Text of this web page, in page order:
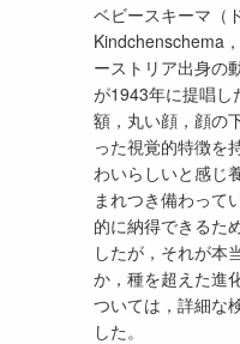
ベビースキーマ（
Kindchenschema
ーストリア出身の
が1943年に提唱し
額，丸い顔，顔の
った視覚的特徴を
わいらしいと感じ
まれつき備わって
的に納得できるた
したが，それが本
か，種を超えた進
ついては，詳細な
した。